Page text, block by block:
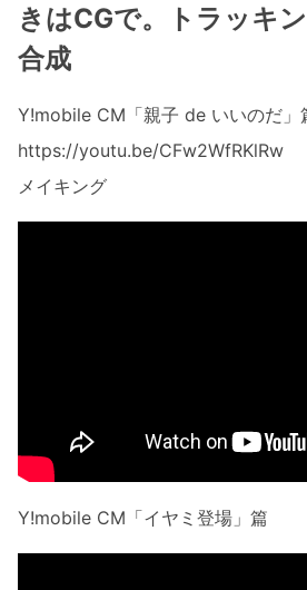
きはCGで。トラッキ
合成
Y!mobile CM「親子 de いいのだ」
https://youtu.be/CFw2WfRKlRw
メイキング
Y!mobile CM「イヤミ登場」篇